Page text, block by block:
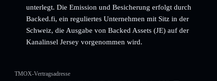
unterlegt. Die Emission und Besicherung erfolgt durch
Backed.fi, ein reguliertes Unternehmen mit Sitz in der
Schweiz, die Ausgabe von Backed Assets (JE) auf der
Kanalinsel Jersey vorgenommen wird.
TMOX-Vertragsadresse